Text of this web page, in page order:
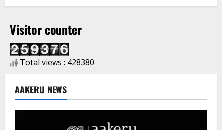
Visitor counter
Total views : 428380
AAKERU NEWS